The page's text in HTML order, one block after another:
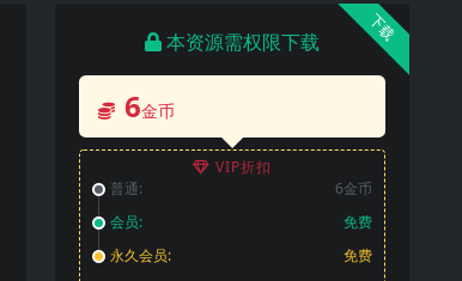
下载
本资源需权限下载
6金币
VIP折扣
普通:
6金币
会员:
免费
永久会员:
免费